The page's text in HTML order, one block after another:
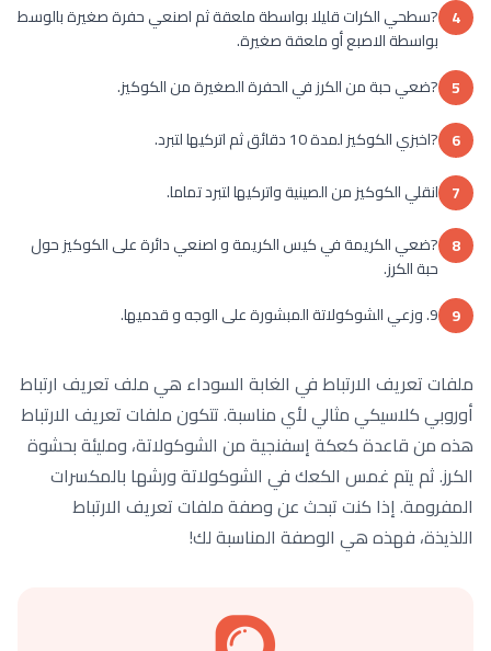
4 ?سطحي الكرات قليلا بواسطة ملعقة ثم اصنعي حفرة صغيرة بالوسط
بواسطة الاصبع أو ملعقة صغيرة.
5 ?ضعي حبة من الكرز في الحفرة الصغيرة من الكوكيز.
6 ?اخبزي الكوكيز لمدة 10 دقائق ثم اتركيها لتبرد.
7 انقلي الكوكيز من الصينية واتركيها لتبرد تماما.
8 ?ضعي الكريمة في كيس الكريمة و اصنعي دائرة على الكوكيز حول
حبة الكرز.
9 9. وزعي الشوكولاتة المبشورة على الوجه و قدميها.
ملفات تعريف الارتباط في الغابة السوداء هي ملف تعريف ارتباط
أوروبي كلاسيكي مثالي لأي مناسبة. تتكون ملفات تعريف الارتباط
هذه من قاعدة كعكة إسفنجية من الشوكولاتة، ومليئة بحشوة
الكرز. ثم يتم غمس الكعك في الشوكولاتة ورشها بالمكسرات
المفرومة. إذا كنت تبحث عن وصفة ملفات تعريف الارتباط
اللذيذة، فهذه هي الوصفة المناسبة لك!